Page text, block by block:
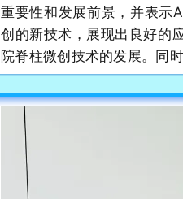
重要性和发展前景，并表示
创的新技术，展现出良好的
院脊柱微创技术的发展。同